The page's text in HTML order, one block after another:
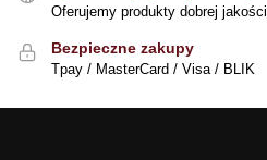
Oferujemy produkty dobrej jakości
Bezpieczne zakupy
Tpay / MasterCard / Visa / BLIK